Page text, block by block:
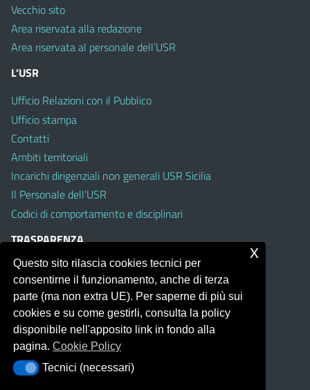
Vecchio sito
Area riservata alla redazione
Area riservata al personale dell’USR
L’USR
Ufficio Relazioni con il Pubblico
Ufficio stampa
Contatti
Ambiti territoriali
Incarichi dirigenziali non generali USR Sicilia
Il Personale dell’USR
Codici di comportamento e disciplinari
TRASPARENZA
Albo on line
Amministrazione Trasparente
Pubblici proclami
PTPCT per le Istituzioni scolastiche della Sicilia
Whistleblowing
Obiettivi di Accessibilità
Questo sito rilascia cookies tecnici per
consentirne il funzionamento, anche di terza
parte (ma non extra UE). Per saperne di più sui
cookies e su come gestirli, consulta la policy
disponibile nell'apposito link in fondo alla
pagina.Cookie Policy
Tecnici (necessari)
Tecnici (necessari)
x